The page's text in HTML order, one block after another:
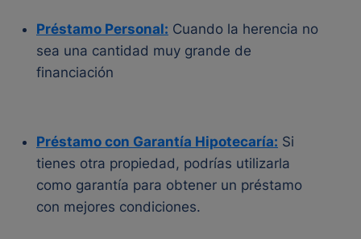
Préstamo Personal: Cuando la herencia no
sea una cantidad muy grande de
financiación
Préstamo con Garantía Hipotecaría: Si
tienes otra propiedad, podrías utilizarla
como garantía para obtener un préstamo
con mejores condiciones.